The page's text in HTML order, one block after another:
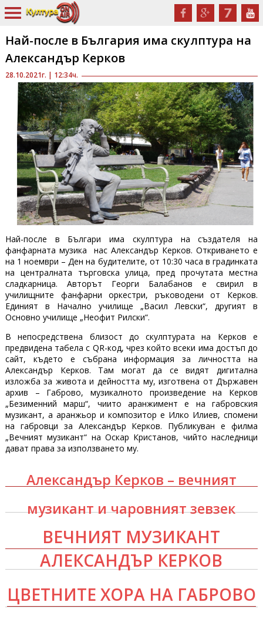
28.10.2021г. | 12:34ч.
Най-после в България има скулптура на
Александър Керков
Най-после в Българи има скулптура на създателя на
фанфарната музика нас Александър Керков. Откриването е
на 1 ноември – Ден на будителите, от 10:30 часа в градинката
на централната търговска улица, пред прочутата местна
сладкарница. Авторът Георги Балабанов е свирил в
училищните фанфарни оркестри, ръководени от Керков.
Единият в Начално училище „Васил Левски“, другият в
Основно училище „Неофит Рилски“.
В непосредствена близост до скулптурата на Керков е
предвидена табела с QR-код, чрез който всеки има достъп до
сайт, където е събрана информация за личността на
Александър Керков. Там могат да се видят дигитална
изложба за живота и дейността му, изготвена от Държавен
архив – Габрово, музикалното произведение на Керков
„Безименний марш“, чиито аранжимент е на габровския
музикант, а аранжьор и композитор е Илко Илиев, спомени
на габровци за Александър Керков. Публикуван е филма
„Вечният музикант“ на Оскар Кристанов, чийто наследници
дават права за използването му.
Александър Керков – вечният
музикант и чаровният зевзек
ВЕЧНИЯТ МУЗИКАНТ
АЛЕКСАНДЪР КЕРКОВ
ЦВЕТНИТЕ ХОРА НА ГАБРОВО